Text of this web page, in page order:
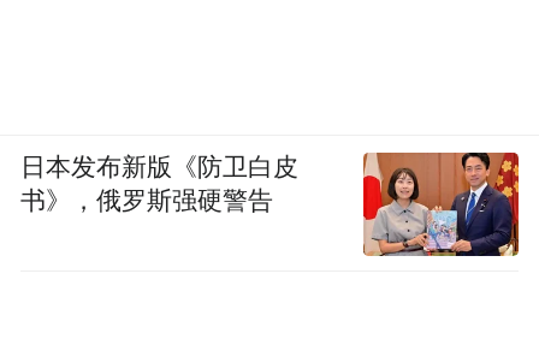
日本发布新版《防卫白皮
书》，俄罗斯强硬警告